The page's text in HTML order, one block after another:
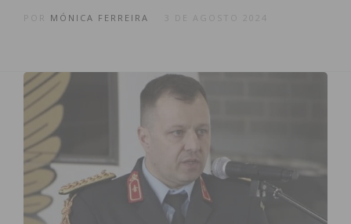
MÓNICA FERREIRA 3 DE AGOSTO 2024